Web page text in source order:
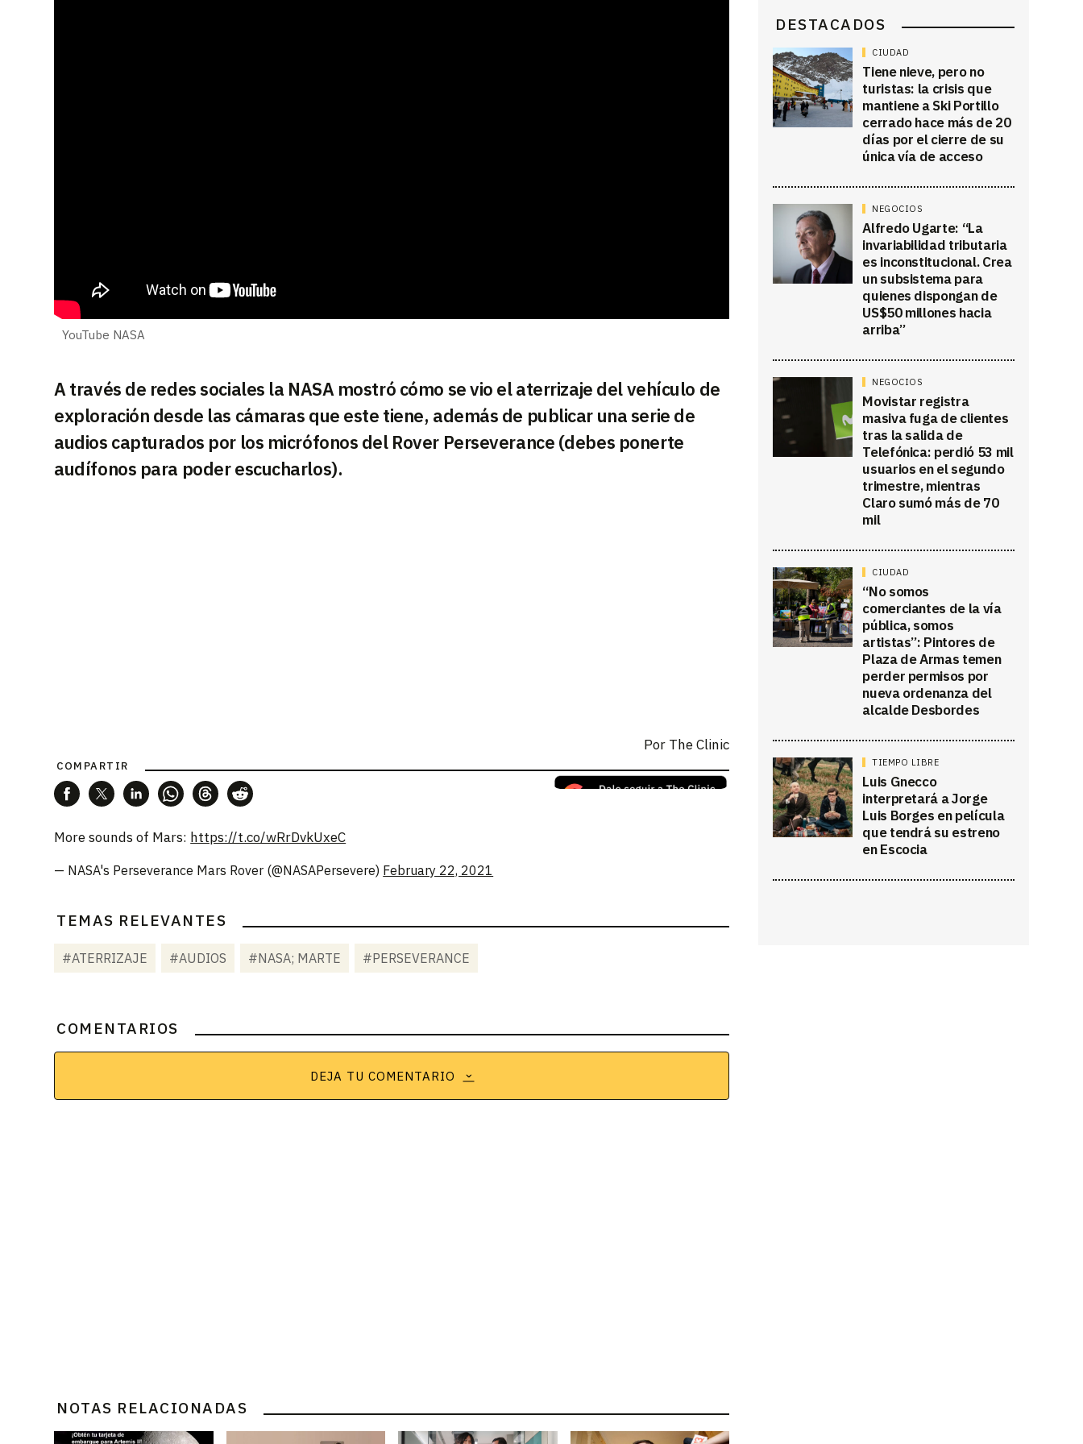
YouTube NASA
A través de redes sociales la NASA mostró cómo se vio el aterrizaje del vehículo de
exploración desde las cámaras que este tiene, además de publicar una serie de
audios capturados por los micrófonos del Rover Perseverance (debes ponerte
audífonos para poder escucharlos).
Por The Clinic
COMPARTIR
More sounds of Mars: https://t.co/wRrDvkUxeC
— NASA's Perseverance Mars Rover (@NASAPersevere) February 22, 2021
TEMAS RELEVANTES
#ATERRIZAJE #AUDIOS #NASA; MARTE #PERSEVERANCE
COMENTARIOS
DEJA TU COMENTARIO
NOTAS RELACIONADAS
DESTACADOS
CIUDAD
Tiene nieve, pero no
turistas: la crisis que
mantiene a Ski Portillo
cerrado hace más de 20
días por el cierre de su
única vía de acceso
NEGOCIOS
Alfredo Ugarte: “La
invariabilidad tributaria
es inconstitucional. Crea
un subsistema para
quienes dispongan de
US$50 millones hacia
arriba”
NEGOCIOS
Movistar registra
masiva fuga de clientes
tras la salida de
Telefónica: perdió 53 mil
usuarios en el segundo
trimestre, mientras
Claro sumó más de 70
mil
CIUDAD
“No somos
comerciantes de la vía
pública, somos
artistas”: Pintores de
Plaza de Armas temen
perder permisos por
nueva ordenanza del
alcalde Desbordes
TIEMPO LIBRE
Luis Gnecco
interpretará a Jorge
Luis Borges en película
que tendrá su estreno
en Escocia